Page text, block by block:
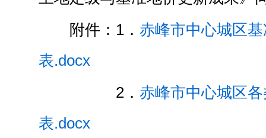
附件：1． 赤峰市中心城区
表.docx
2． 赤峰市中心城区
表.docx